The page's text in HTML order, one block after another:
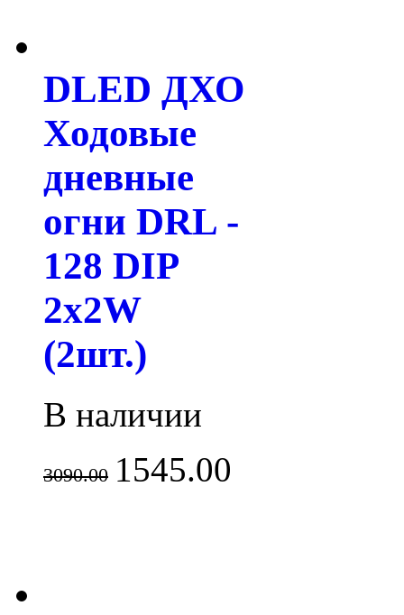
DLED ДХО
Ходовые
дневные
огни DRL -
128 DIP
2x2W
(2шт.)
В наличии
3090.00 1545.00